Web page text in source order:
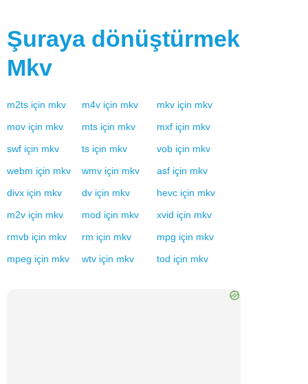
Şuraya dönüştürmek
Mkv
m2ts için mkv m4v için mkv mkv için mkv
mov için mkv mts için mkv mxf için mkv
swf için mkv ts için mkv vob için mkv
webm için mkv wmv için mkv asf için mkv
divx için mkv dv için mkv hevc için mkv
m2v için mkv mod için mkv xvid için mkv
rmvb için mkv rm için mkv mpg için mkv
mpeg için mkv wtv için mkv tod için mkv